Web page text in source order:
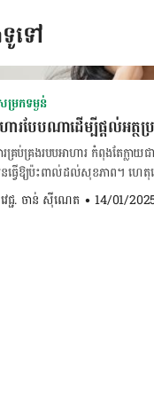
ទៅ
រកទម្ងន់
ហារបែបណាដើម្បីផ្តល់អ
រ​គ្រប់គ្រង​របប​អាហារ កំពុង​តែក្
វើ​ឱ្យ​ប៉ះ​ពាល់​ដល់​សុខភាព​។ ហេតុនេ
បែបជា​ចន្លោះ ឬ​ឆ្លាស់ពេល
ែ​មិន​ផ្តល់​ការ​ប៉ះ​ពាល់​ដល់​សុខភាពប៉ុ
វេជ្ជ. ចាន់ ស៊ីណេត • 14/01/